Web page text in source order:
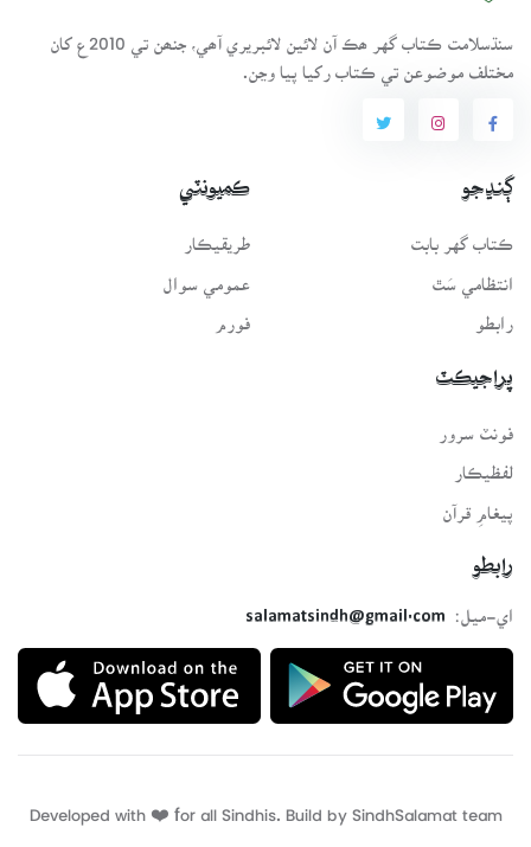
سنڌسلامت ڪتاب گهر ھڪ آن لائين لائبريري آھي، جنھن تي 2010ع کان
مختلف موضوعن تي ڪتاب رکيا پيا وڃن.
ڳنڍجو
ڪتاب گهر بابت
انتظامي سَٿ
رابطو
ڪميونٽي
طريقيڪار
عمومي سوال
فورم
پراجيڪٽ
لفظيڪار
پيغامِ قرآن
رابطو
اي-ميل:
salamatsindh@gmail.com
Developed with ❤️ for all Sindhis. Build by